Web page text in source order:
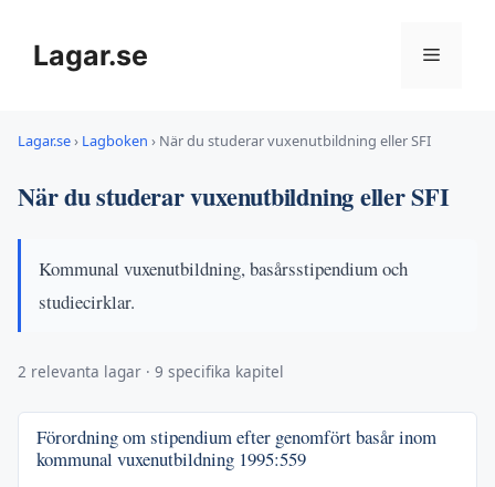
innehållLagar.se Meny
Lagar.se› Lagboken › När du studerar vuxenutbildning eller SFI
När du studerar vuxenutbildning eller SFI
Kommunal vuxenutbildning, basårsstipendium och
studiecirklar.
2 relevanta lagar · 9 specifika kapitel
Förordning om stipendium efter genomfört basår inom
kommunal vuxenutbildning 1995:559